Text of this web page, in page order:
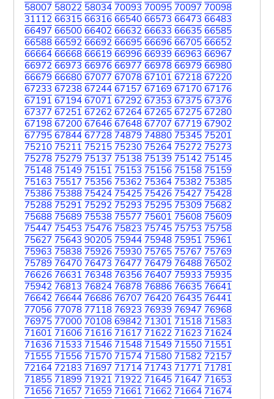
58007 58022 58034 70093 70095 70097 70098
31112 66315 66316 66540 66573 66473 66483
66497 66500 66402 66632 66633 66635 66585
66588 66592 66692 66695 66696 66705 66652
66664 66668 66619 66996 66939 66963 66967
66972 66973 66976 66977 66978 66979 66980
66679 66680 67077 67078 67101 67218 67220
67233 67238 67244 67157 67169 67170 67176
67191 67194 67071 67292 67353 67375 67376
67377 67251 67262 67264 67265 67275 67280
67198 67200 67646 67648 67707 67719 67902
67795 67844 67728 74879 74880 75345 75201
75210 75211 75215 75230 75264 75272 75273
75278 75279 75137 75138 75139 75142 75145
75148 75149 75151 75153 75156 75158 75159
75163 75517 75356 75362 75364 75382 75385
75386 75388 75424 75425 75426 75427 75428
75288 75291 75292 75293 75295 75309 75682
75688 75689 75538 75577 75601 75608 75609
75447 75453 75476 75823 75745 75753 75758
75627 75643 90205 75944 75948 75951 75961
75963 75838 75926 75930 75765 75767 75769
75789 76470 76473 76477 76479 76488 76502
76626 76631 76348 76356 76407 75933 75935
75942 76813 76824 76878 76886 76635 76641
76642 76644 76686 76707 76420 76435 76441
77056 77078 77118 76923 76939 76947 76968
76975 77000 70108 69842 71301 71518 71583
71601 71606 71616 71617 71622 71623 71624
71636 71533 71546 71548 71549 71550 71551
71555 71556 71570 71574 71580 71582 72157
72164 72183 71697 71714 71743 71771 71781
71855 71899 71921 71922 71645 71647 71653
71656 71657 71659 71661 71662 71664 71674